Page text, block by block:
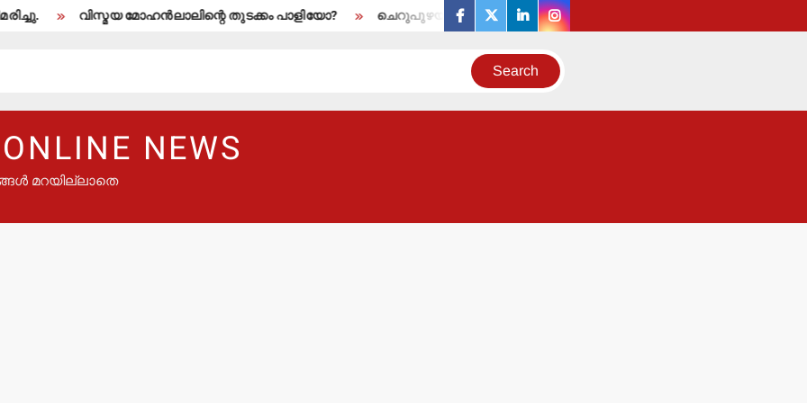
വിസ്മയ മോഹന്‍ലാലിന്റെ തുടക്കം പാളിയോ? ചെറുപുഴയിലെ കാലവര്‍ഷക്കെടുതി: പ്രത്യേക പാക്കേജ് അനുവദിക്കണം-
facebook
twitterlinkedininstagram
NEWS
മറയില്ലാതെ